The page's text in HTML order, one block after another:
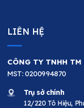
LIÊN HỆ
CÔNG TY TNHH TM
MST: 0200994870
Trụ sở chính
12/220 Tô Hiệu,